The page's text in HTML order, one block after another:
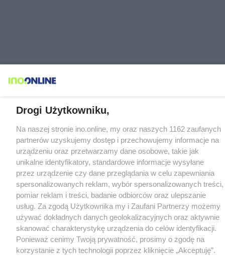
Drogi Użytkowniku,
Na naszej stronie ino.online, my oraz naszych 1162 zaufanych
partnerów uzyskujemy dostęp i przechowujemy informacje na
urządzeniu oraz przetwarzamy dane osobowe, takie jak
unikalne identyfikatory, standardowe informacje wysyłane
przez urządzenie czy dane przeglądania w celu zapewniania
spersonalizowanych reklam, wybór spersonalizowanych treści,
pomiar reklam i treści, badanie odbiorców oraz ulepszanie
usług. Za zgodą Użytkownika my i Zaufani Partnerzy możemy
używać dokładnych danych geolokalizacyjnych oraz aktywnie
skanować charakterystykę urządzenia do celów identyfikacji.
Ponieważ cenimy Twoją prywatność, prosimy o zgodę na
korzystanie z tych technologii poprzez kliknięcie „Akceptuję”.